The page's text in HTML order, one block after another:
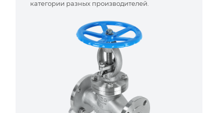
категории разных производителей.